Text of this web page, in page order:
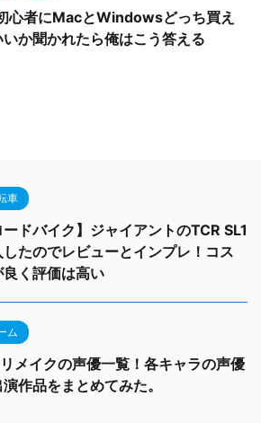
心者にMacとWindowsどっち買え
いか聞かれたら俺はこう答える
車
ードバイク】ジャイアントのTCR SL1
したのでレビューとインプレ！コス
良く評価は高い
ム
メイクの声優一覧！各キャラの声優
作品をまとめてみた。